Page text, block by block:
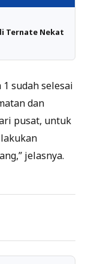
Ternate Nekat
sudah selesai
dan
pusat, untuk
jelasnya.